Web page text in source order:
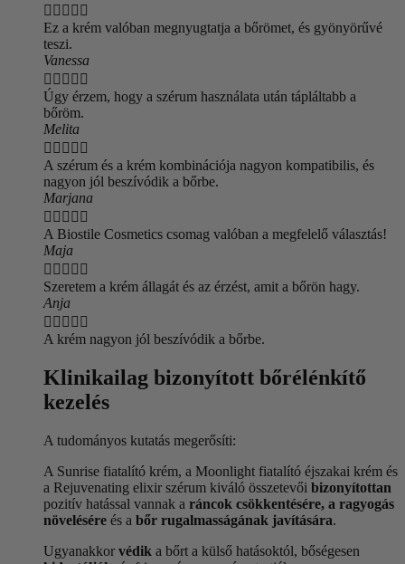
    
Ez a krém valóban megnyugtatja a bőrömet, és gyönyörűvé
teszi.
Vanessa
    
Úgy érzem, hogy a szérum használata után tápláltabb a
bőröm.
Melita
    
A szérum és a krém kombinációja nagyon kompatibilis, és
nagyon jól beszívódik a bőrbe.
Marjana
    
A Biostile Cosmetics csomag valóban a megfelelő választás!
Maja
    
Szeretem a krém állagát és az érzést, amit a bőrön hagy.
Anja
    
A krém nagyon jól beszívódik a bőrbe.
Klinikailag bizonyított bőrélénkítő
kezelés
A tudományos kutatás megerősíti:
A Sunrise fiatalító krém, a Moonlight fiatalító éjszakai krém és
a Rejuvenating elixir szérum kiváló összetevői bizonyítottan
pozitív hatással vannak a ráncok csökkentésére, a ragyogás
növelésére és a bőr rugalmasságának javítására.
Ugyanakkor védik a bőrt a külső hatásoktól, bőségesen